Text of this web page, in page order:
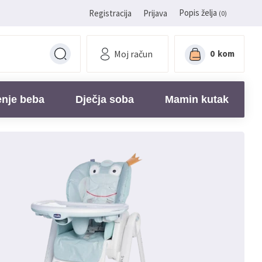
Registracija Prijava Popis želja (0)
Moj račun 0 kom
beba Dječja soba Mamin kutak